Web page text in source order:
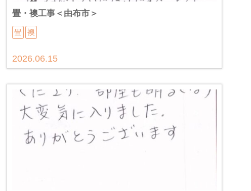
畳・襖工事＜由布市＞
畳 襖
2026.06.15